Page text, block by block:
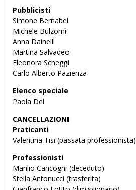
Pubblicisti
Simone Bernabei
Michele Bulzomì
Anna Dainelli
Martina Salvadeo
Eleonora Scheggi
Carlo Alberto Pazienza
Elenco speciale
Paola Dei
CANCELLAZIONI
Praticanti
Valentina Tisi (passata professionista)
Professionisti
Manlio Cancogni (deceduto)
Stella Antonucci (trasferita)